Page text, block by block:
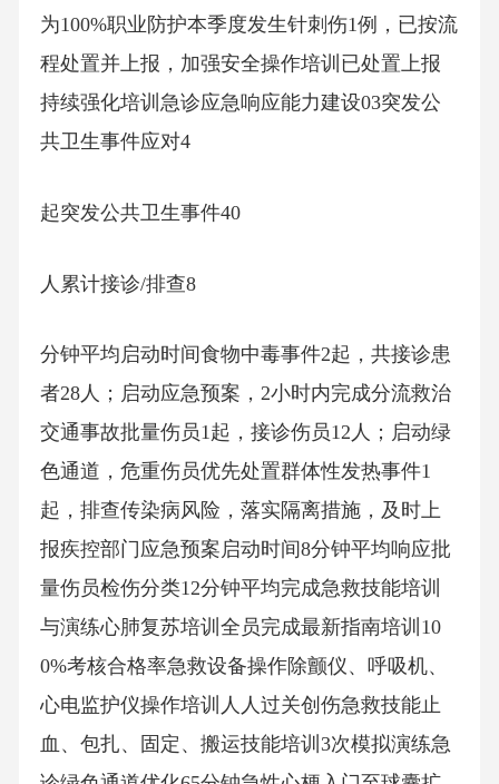
为100%职业防护本季度发生针刺伤1例，已按流
程处置并上报，加强安全操作培训已处置上报
持续强化培训急诊应急响应能力建设03突发公
共卫生事件应对4
起突发公共卫生事件40
人累计接诊/排查8
分钟平均启动时间食物中毒事件2起，共接诊患
者28人；启动应急预案，2小时内完成分流救治
交通事故批量伤员1起，接诊伤员12人；启动绿
色通道，危重伤员优先处置群体性发热事件1
起，排查传染病风险，落实隔离措施，及时上
报疾控部门应急预案启动时间8分钟平均响应批
量伤员检伤分类12分钟平均完成急救技能培训
与演练心肺复苏培训全员完成最新指南培训10
0%考核合格率急救设备操作除颤仪、呼吸机、
心电监护仪操作培训人人过关创伤急救技能止
血、包扎、固定、搬运技能培训3次模拟演练急